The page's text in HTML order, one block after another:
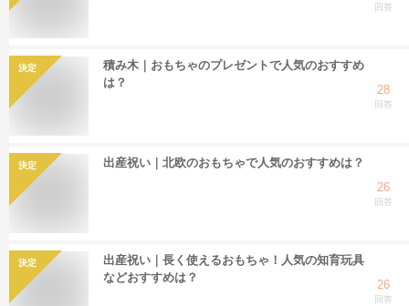
回答
決定
積み木｜おもちゃのプレゼントで人気のおすすめ
は？
28
回答
決定
出産祝い｜北欧のおもちゃで人気のおすすめは？
26
回答
決定
出産祝い｜長く使えるおもちゃ！人気の知育玩具
などおすすめは？
26
回答